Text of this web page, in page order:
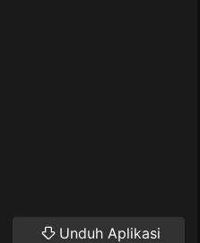
Unduh Aplikasi